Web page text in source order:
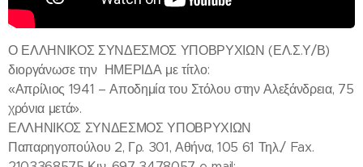
Ο ΕΛΛΗΝΙΚΟΣ ΣΥΝΔΕΣΜΟΣ ΥΠΟΒΡΥΧΙΩΝ (ΕΛ.Σ.Υ/Β)
διοργάνωσε την ΗΜΕΡΙΔΑ με τίτλο:
«Απρίλιος 1941 – Αποδημία του Στόλου στην Αλεξάνδρεια, 75
χρόνια μετά».
ΕΛΛΗΝΙΚΟΣ ΣΥΝΔΕΣΜΟΣ ΥΠΟΒΡΥΧΙΩΝ
Παπαρηγοπούλου 2, Γρ. 301, Αθήνα, 105 61 Τηλ./ Fax.